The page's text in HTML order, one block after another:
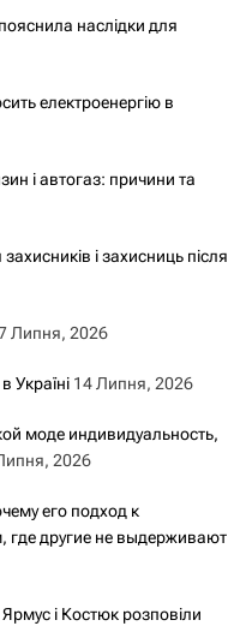
наслідки для
електроенергію в
і автогаз: причини та
і захисниць після
Липня, 2026
Україні 14 Липня, 2026
моде индивидуальность,
2026
его подход к
где другие не выдерживают
і Костюк розповіли